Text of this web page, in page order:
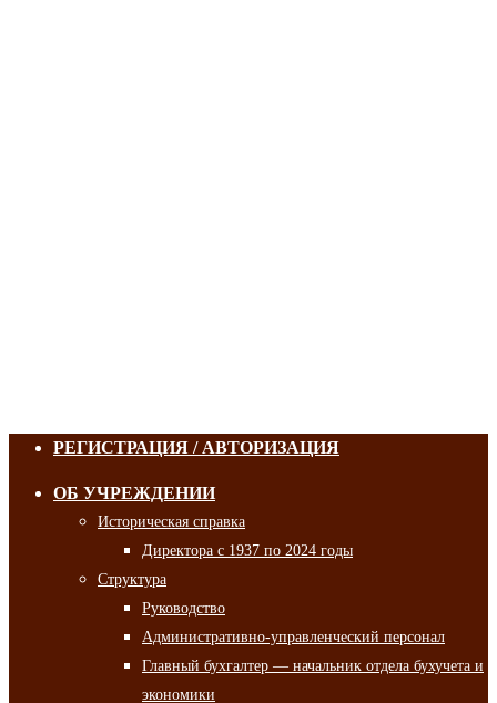
РЕГИСТРАЦИЯ / АВТОРИЗАЦИЯ
ОБ УЧРЕЖДЕНИИ
Историческая справка
Директора с 1937 по 2024 годы
Структура
Руководство
Административно-управленческий персонал
Главный бухгалтер — начальник отдела бухучета и
экономики